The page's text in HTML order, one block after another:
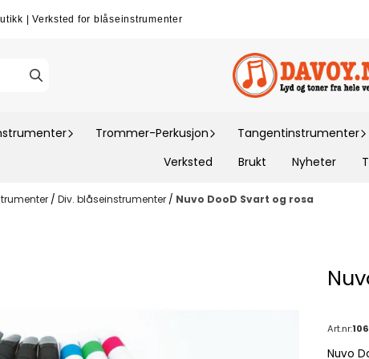
Verksted for blåseinstrumenter
Trommer-Perkusjon Tangentinstrumenter
Verksted
Brukt Nyheter
/ Div. blåseinstrumenter / Nuvo DooD Svart og rosa
Art.nr:
Nuvo DooD Svart og